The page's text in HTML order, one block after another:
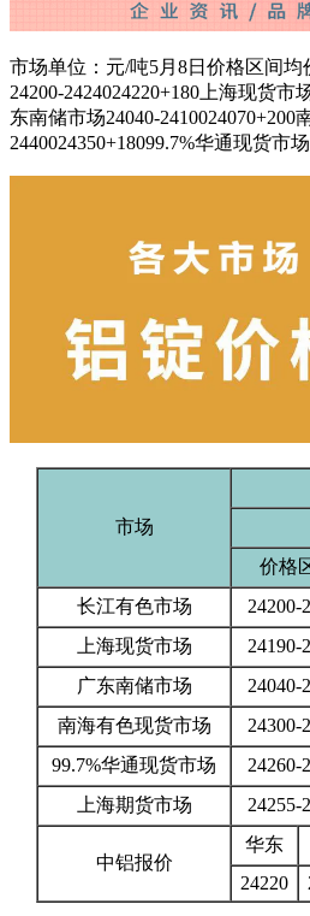
市场单位：元/吨5月8日价格区间
24200-2424024220+180上海现货市
东南储市场24040-2410024070+200
2440024350+18099.7%华通现货市
市场
价格
长江有色市场
24200-
上海现货市场
24190-
广东南储市场
24040-
南海有色现货市场
24300-
99.7%华通现货市场
24260-
上海期货市场
24255-
中铝报价
华东
24220